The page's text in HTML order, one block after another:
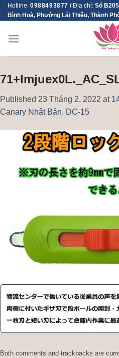
SkipHotline: 0988493877 /Địa chỉ: Số
Bình Hoà, Phường Lái Thiêu, Thành
Published 23 Tháng 2, 2022 at
Canary Nhật Bản, DC-15
Both comments and trackbacks are